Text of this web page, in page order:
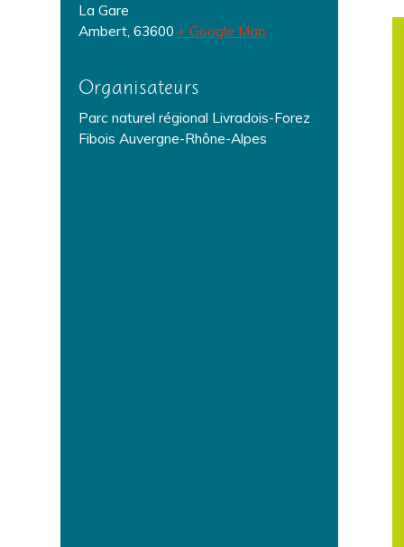
La Gare
Ambert, 63600 + Google Map
Organisateurs
Parc naturel régional Livradois-Forez
Fibois Auvergne-Rhône-Alpes